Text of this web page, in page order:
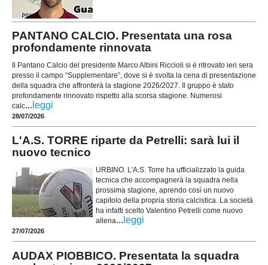
PANTANO CALCIO. Presentata una rosa
profondamente rinnovata
Il Pantano Calcio del presidente Marco Albini Riccioli si è ritrovato ieri sera
presso il campo “Supplementare”, dove si è svolta la cena di presentazione
della squadra che affronterà la stagione 2026/2027. Il gruppo è stato
profondamente rinnovato rispetto alla scorsa stagione. Numerosi
calc... leggi
28/07/2026
L'A.S. TORRE riparte da Petrelli: sarà lui il
nuovo tecnico
URBINO. L'A.S. Torre ha ufficializzato la guida
tecnica che accompagnerà la squadra nella
prossima stagione, aprendo così un nuovo
capitolo della propria storia calcistica. La società
ha infatti scelto Valentino Petrelli come nuovo
allena... leggi
27/07/2026
AUDAX PIOBBICO. Presentata la squadra